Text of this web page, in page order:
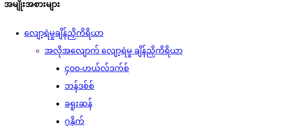
အမျိုးအစားများ
လျော့ရဲမှုချိန်ညှိကိရိယာ
အလိုအလျောက် လျော့ရဲမှု ချိန်ညှိကိရိယာ
၄၀၀-ဟယ်လ်ဒက်စ်
ဘန်ဒစ်စ်
ခရူးဆန်
ဂူနိုက်